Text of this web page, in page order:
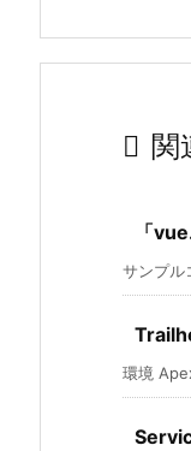
 関
「
サンプ
環境